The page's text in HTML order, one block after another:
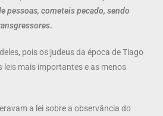
pessoas, cometeis pecado, sendo
.
pois os judeus da época de Tiago
mais importantes e as menos
a lei sobre a observância do